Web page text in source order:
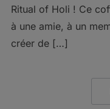
Ritual of Holi ! Ce
à une amie, à un
créer de […]